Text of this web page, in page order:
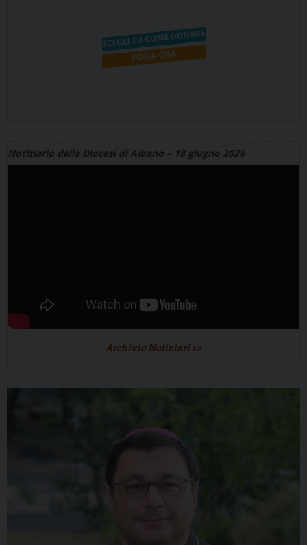
Notiziario della Diocesi di Albano – 18 giugno 2026
Archivio Notiziari >>